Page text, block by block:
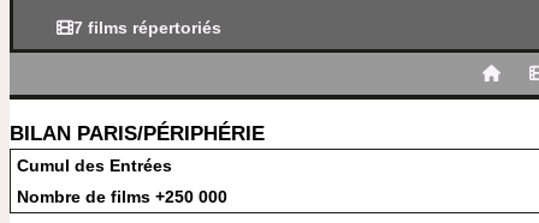
7 films répertoriés
BILAN PARIS/PÉRIPHÉRIE
Cumul des Entrées
Nombre de films +250 000